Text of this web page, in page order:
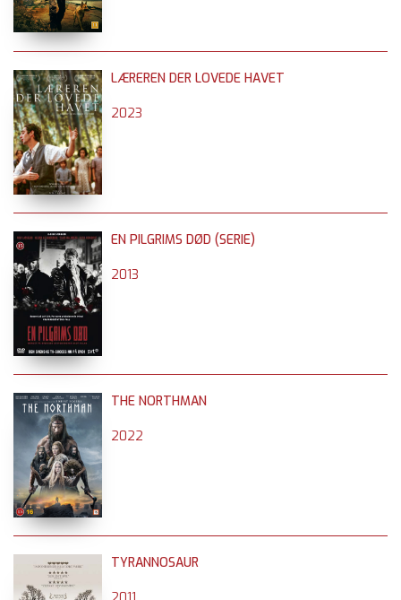
LÆREREN DER LOVEDE HAVET
2023
EN PILGRIMS DØD (SERIE)
2013
THE NORTHMAN
2022
TYRANNOSAUR